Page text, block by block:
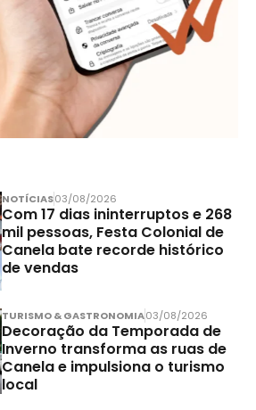
NOTÍCIAS03/08/2026
Com 17 dias ininterruptos e 268
mil pessoas, Festa Colonial de
Canela bate recorde histórico
de vendas
TURISMO & GASTRONOMIA03/08/2026
Decoração da Temporada de
Inverno transforma as ruas de
Canela e impulsiona o turismo
local